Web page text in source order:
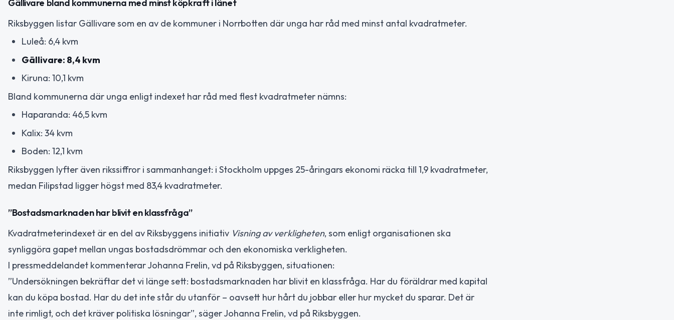
Gällivare bland kommunerna med minst köpkraft i länet
Riksbyggen listar Gällivare som en av de kommuner i Norrbotten där unga har råd med minst antal kvadratmeter.
Luleå: 6,4 kvm
Gällivare: 8,4 kvm
Kiruna: 10,1 kvm
Bland kommunerna där unga enligt indexet har råd med flest kvadratmeter nämns:
Haparanda: 46,5 kvm
Kalix: 34 kvm
Boden: 12,1 kvm
Riksbyggen lyfter även rikssiffror i sammanhanget: i Stockholm uppges 25-åringars ekonomi räcka till 1,9 kvadratmeter,
medan Filipstad ligger högst med 83,4 kvadratmeter.
”Bostadsmarknaden har blivit en klassfråga”
Kvadratmeterindexet är en del av Riksbyggens initiativ Visning av verkligheten, som enligt organisationen ska
synliggöra gapet mellan ungas bostadsdrömmar och den ekonomiska verkligheten.
I pressmeddelandet kommenterar Johanna Frelin, vd på Riksbyggen, situationen:
”Undersökningen bekräftar det vi länge sett: bostadsmarknaden har blivit en klassfråga. Har du föräldrar med kapital
kan du köpa bostad. Har du det inte står du utanför – oavsett hur hårt du jobbar eller hur mycket du sparar. Det är
inte rimligt, och det kräver politiska lösningar”, säger Johanna Frelin, vd på Riksbyggen.